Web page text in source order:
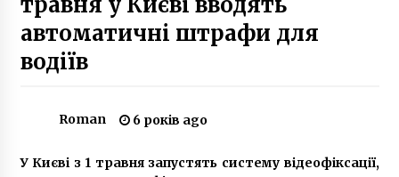
5 років ago
6 років ago
автоматичні штрафи для
водіїв
Roman 6 років ago
У Києві з 1 травня запустять систему відеофіксації,